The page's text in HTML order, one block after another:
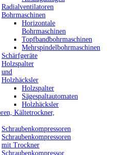
Radialventilatoren
Bohrmaschinen
Horizontale
Bohrmaschinen
Topfbandbohrmaschinen
Mehrspindelbohrmaschinen
Schärfgeräte
Holzspalter
und
Holzhäcksler
Holzspalter
Sägespaltautomaten
Holzhäcksler
Kältetrockner,
Schraubenkompressoren
Schraubenkompressoren
mit Trockner
Schraubenkompressor